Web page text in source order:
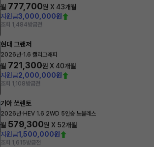
월 777,700원 X43개월
지원금3,000,000원
조회 1,484방금전
현대 그랜저
2026년·1.6 캘리그래피
월 721,300원 X40개월
지원금2,000,000원
조회 1,108방금전
기아 쏘렌토
2026년· HEV 1.6 2WD 5인승 노블레스
월 579,300원 X 52개월
지원금1,500,000원
조회 1,615방금전